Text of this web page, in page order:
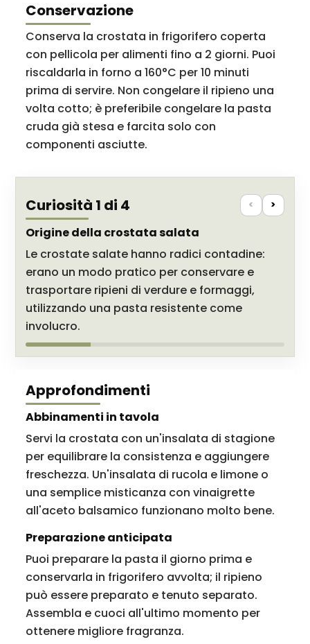
Conservazione
Conserva la crostata in frigorifero coperta
con pellicola per alimenti fino a 2 giorni. Puoi
riscaldarla in forno a 160°C per 10 minuti
prima di servire. Non congelare il ripieno una
volta cotto; è preferibile congelare la pasta
cruda già stesa e farcita solo con
componenti asciutte.
Curiosità 1 di 4 < >
Origine della crostata salata
Le crostate salate hanno radici contadine:
erano un modo pratico per conservare e
trasportare ripieni di verdure e formaggi,
utilizzando una pasta resistente come
involucro.
Approfondimenti
Abbinamenti in tavola
Servi la crostata con un'insalata di stagione
per equilibrare la consistenza e aggiungere
freschezza. Un'insalata di rucola e limone o
una semplice misticanza con vinaigrette
all'aceto balsamico funzionano molto bene.
Preparazione anticipata
Puoi preparare la pasta il giorno prima e
conservarla in frigorifero avvolta; il ripieno
può essere preparato e tenuto separato.
Assembla e cuoci all'ultimo momento per
ottenere migliore fragranza.